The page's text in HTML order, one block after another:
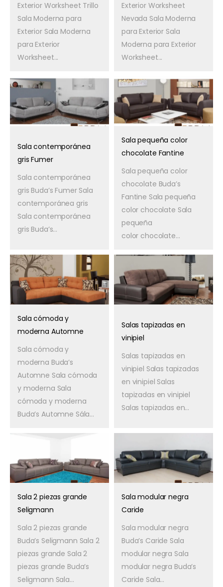
Exterior Worksheet Trillo
Sala Moderna para
Exterior Sala Moderna
para Exterior
Worksheet...
Exterior Worksheet
Nevada Sala Moderna
para Exterior Sala
Moderna para Exterior
Worksheet...
Sala contemporánea
gris Fumer
Sala contemporánea
gris Buda’s Fumer Sala
contemporánea gris
Sala contemporánea
gris Buda’s...
Sala pequeña color
chocolate Fantine
Sala pequeña color
chocolate Buda’s
Fantine Sala pequeña
color chocolate Sala
pequeña
color chocolate...
Sala cómoda y
moderna Automne
Sala cómoda y
moderna Buda’s
Automne Sala cómoda
y moderna Sala
cómoda y moderna
Buda’s Automne Sála...
Salas tapizadas en
vinipiel
Salas tapizadas en
vinipiel Salas tapizadas
en vinipiel Salas
tapizadas en vinipiel
Salas tapizadas en...
Sala 2 piezas grande
Seligmann
Sala 2 piezas grande
Buda’s Seligmann Sala 2
piezas grande Sala 2
piezas grande Buda’s
Seligmann Sala...
Sala modular negra
Caride
Sala modular negra
Buda’s Caride Sala
modular negra Sala
modular negra Buda’s
Caride Sala...